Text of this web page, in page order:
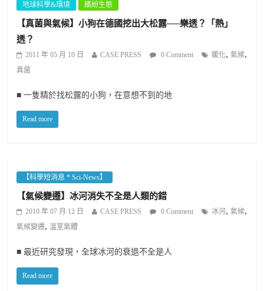
地球科學&環境 繽紛生態
【真菌與氣候】小狗在德國挖出大松露──樂透？「熱」
透？
2011 年 05 月 10 日 CASE PRESS 0 Comment 暖化,氣候,
真菌
■ 一隻精於找松露的小狗，在意想不到的地
Read more
【科學短消息 * Sci-News】
【氣候變遷】冰河消失不全是人類的錯
2010 年 07 月 12 日 CASE PRESS 0 Comment 冰河 ,氣候,
氣候變遷,溫室氣體
■ 最近研究發現，全球冰河的衰退不全是人
Read more